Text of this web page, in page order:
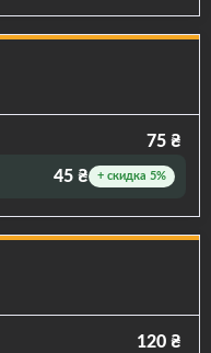
75 ₴
45 ₴ + скидка 5%
120 ₴